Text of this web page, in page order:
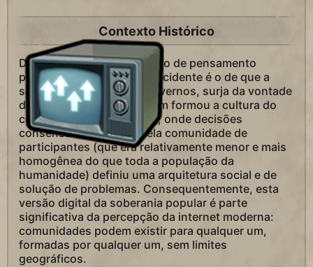
Contexto Histórico
Desde o Iluminismo, o modo de pensamento
político predominante no ocidente é o de que a
soberania, o poder dos governos, surja da vontade
do povo. Este valor também formou a cultura do
começo da era da Internet, onde decisões
consensuais tomadas pela comunidade de
participantes (que era relativamente menor e mais
homogênea do que toda a população da
humanidade) definiu uma arquitetura social e de
solução de problemas. Consequentemente, esta
versão digital da soberania popular é parte
significativa da percepção da internet moderna:
comunidades podem existir para qualquer um,
formadas por qualquer um, sem limites
geográficos.